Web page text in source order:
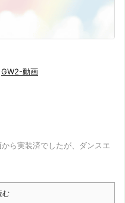
GW2-動画
ら実装済でしたが、ダンスエ
む